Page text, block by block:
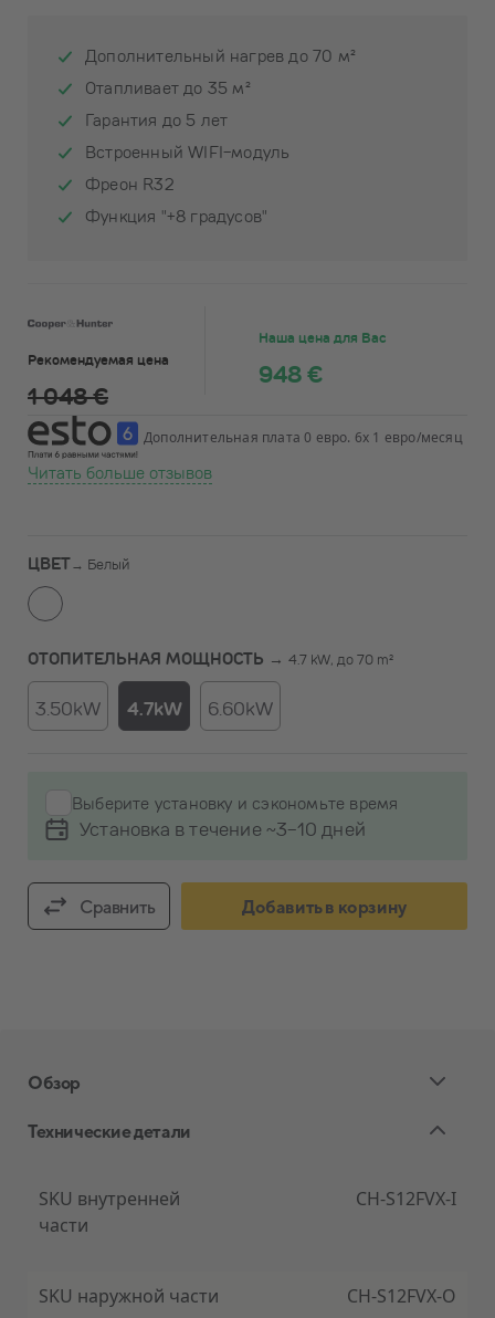
Дополнительный нагрев до 70 м²
Отапливает до 35 м²
Гарантия до 5 лет
Встроенный WIFI-модуль
Фреон R32
Функция "+8 градусов"
Рекомендуемая цена
1 048 €
Наша цена для Вас
948 €
Дополнительная плата 0 евро. 6x 1 евро/месяц
Читать больше отзывов
ЦВЕТ→ Белый
ОТОПИТЕЛЬНАЯ МОЩНОСТЬ → 4.7 kW, до 70 m²
3.50kW 4.7kW 6.60kW
Выберите установку и сэкономьте время
Установка в течение ~3-10 дней
Сравнить Добавить в корзину
Обзор
Экологически чистый тепловой насос
который широко используется в кондиционерах и
тепловых насосах. Это один из новейших
Технические детали
SKU внутренней
части
CH-S12FVX-I
SKU наружной части CH-S12FVX-O